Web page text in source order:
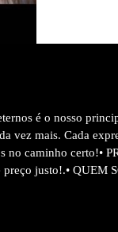
é o nosso
vez mais. Cada
no caminho certo!•
preço justo!.• QUEM